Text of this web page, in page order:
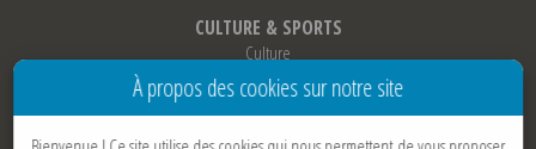
CULTURE & SPORTS
Culture
Sports
Loisirs
Associations
À propos des cookies sur notre site